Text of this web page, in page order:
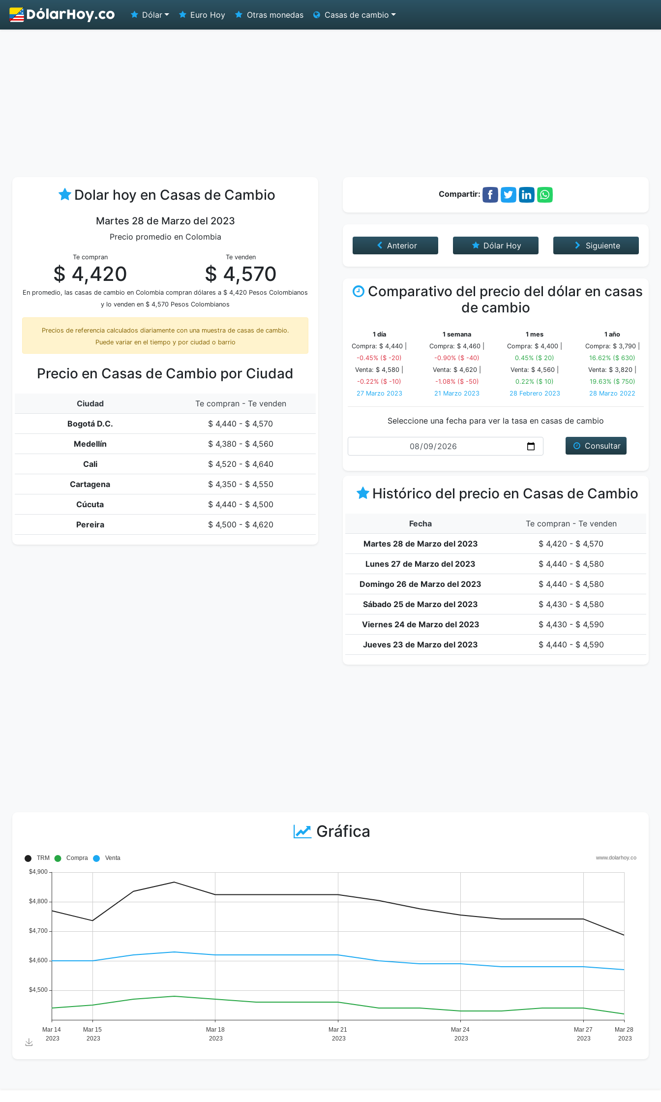
Dólar Euro Hoy Otras monedas Casas de cambio
Dolar hoy en Casas de Cambio
Martes 28 de Marzo del 2023
Precio promedio en Colombia
Te compran
$ 4,420
Te venden
$ 4,570
En promedio, las casas de cambio en Colombia compran dólares a $ 4,420 Pesos Colombianos
y lo venden en $ 4,570 Pesos Colombianos
Precios de referencia calculados diariamente con una muestra de casas de cambio.
Puede variar en el tiempo y por ciudad o barrio
Precio en Casas de Cambio por Ciudad
Ciudad Te compran - Te venden
Bogotá D.C. $ 4,440 - $ 4,570
Medellín $ 4,380 - $ 4,560
Cali $ 4,520 - $ 4,640
Cartagena $ 4,350 - $ 4,550
Cúcuta $ 4,440 - $ 4,500
Pereira $ 4,500 - $ 4,620
Compartir:
Anterior Dólar Hoy Siguiente
Comparativo del precio del dólar en casas
de cambio
1 día
Compra: $ 4,440 |
-0.45% ($ -20)
Venta: $ 4,580 |
-0.22% ($ -10)
27 Marzo 2023
1 semana
Compra: $ 4,460 |
-0.90% ($ -40)
Venta: $ 4,620 |
-1.08% ($ -50)
21 Marzo 2023
1 mes
Compra: $ 4,400 |
0.45% ($ 20)
Venta: $ 4,560 |
0.22% ($ 10)
28 Febrero 2023
1 año
Compra: $ 3,790 |
16.62% ($ 630)
Venta: $ 3,820 |
19.63% ($ 750)
28 Marzo 2022
Seleccione una fecha para ver la tasa en casas de cambio
Fecha
Consultar
Histórico del precio en Casas de Cambio
Fecha Te compran - Te venden
Martes 28 de Marzo del 2023 $ 4,420 - $ 4,570
Lunes 27 de Marzo del 2023 $ 4,440 - $ 4,580
Domingo 26 de Marzo del 2023 $ 4,440 - $ 4,580
Sábado 25 de Marzo del 2023 $ 4,430 - $ 4,580
Viernes 24 de Marzo del 2023 $ 4,430 - $ 4,590
Jueves 23 de Marzo del 2023 $ 4,440 - $ 4,590
Gráfica